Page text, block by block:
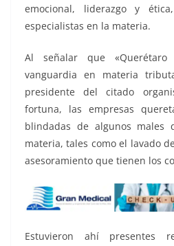
emocional, liderazgo y
especialistas en la materia.
Al señalar que
vanguardia en materia
presidente del citado
fortuna, las empresas
blindadas de algunos males
materia, tales como el lavado
asesoramiento que tienen los
Estuvieron ahí presentes